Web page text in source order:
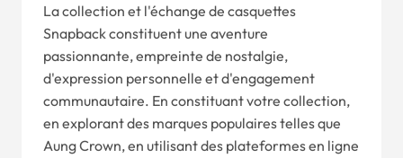
La collection et l'échange de casquettes
Snapback constituent une aventure
passionnante, empreinte de nostalgie,
d'expression personnelle et d'engagement
communautaire. En constituant votre collection,
en explorant des marques populaires telles que
Aung Crown, en utilisant des plateformes en ligne